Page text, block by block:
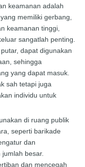
keamanan adalah
memiliki gerbang,
keamanan tinggi,
sangatlah penting.
dapat digunakan
sehingga
yang dapat masuk.
sah tetapi juga
individu untuk
di ruang publik
seperti barikade
dan
besar.
dan mencegah